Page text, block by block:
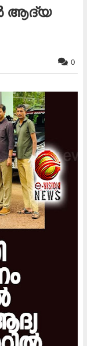
ആദ്യ
0